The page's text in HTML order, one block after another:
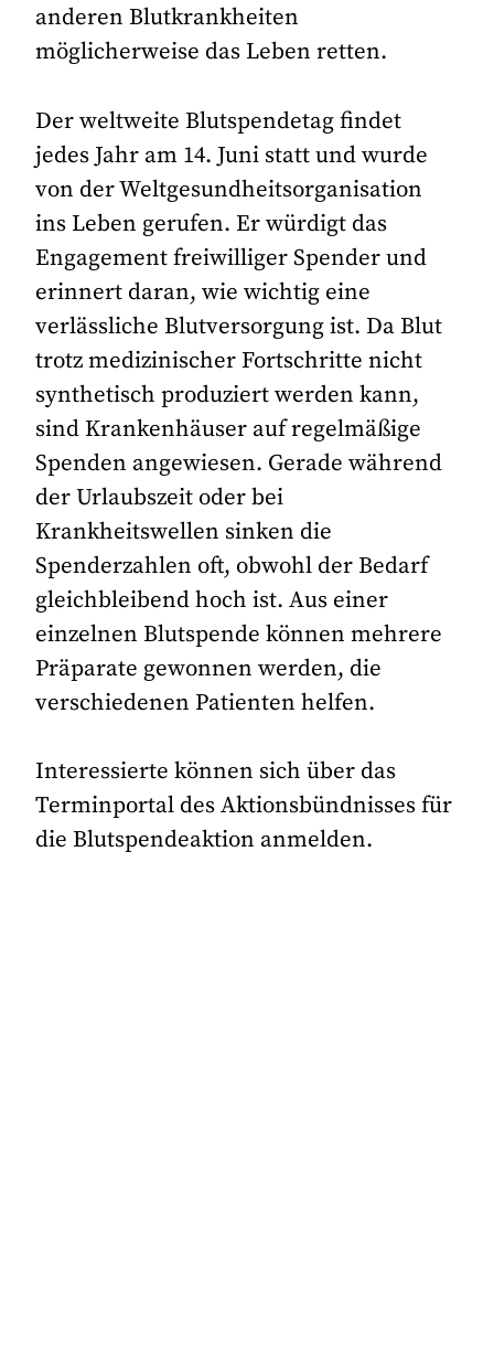
anderen Blutkrankheiten
möglicherweise das Leben retten.
Der weltweite Blutspendetag findet
jedes Jahr am 14. Juni statt und wurde
von der Weltgesundheitsorganisation
ins Leben gerufen. Er würdigt das
Engagement freiwilliger Spender und
erinnert daran, wie wichtig eine
verlässliche Blutversorgung ist. Da Blut
trotz medizinischer Fortschritte nicht
synthetisch produziert werden kann,
sind Krankenhäuser auf regelmäßige
Spenden angewiesen. Gerade während
der Urlaubszeit oder bei
Krankheitswellen sinken die
Spenderzahlen oft, obwohl der Bedarf
gleichbleibend hoch ist. Aus einer
einzelnen Blutspende können mehrere
Präparate gewonnen werden, die
verschiedenen Patienten helfen.
Interessierte können sich über das
Terminportal des Aktionsbündnisses für
die Blutspendeaktion anmelden.